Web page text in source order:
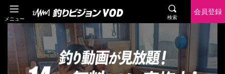
メニュー 検索
会員登録